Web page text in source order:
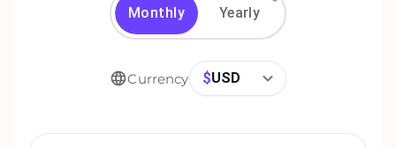
Monthly Yearly
Currency $USD